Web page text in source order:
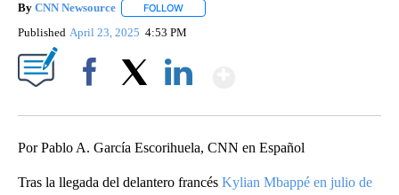
By CNN Newsource FOLLOW
Published April 23, 2025 4:53 PM
Por Pablo A. García Escorihuela, CNN en Español
Tras la llegada del delantero francés Kylian Mbappé en julio de